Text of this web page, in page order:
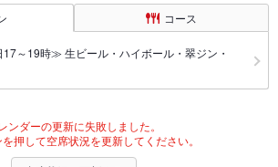
コース
～19時≫ 生ビール・ハイボール・翠ジン・
ンダーの更新に失敗しました。
押して空席状況を更新してください。